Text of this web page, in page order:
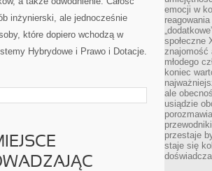
inżynierski, ale jednocześnie
które dopiero wchodzą w
Hybrydowe i Prawo i Dotacje.
emocji w
społeczne
znajomość
młodego
koniec
ale
usiądzie
przestaje
staje się